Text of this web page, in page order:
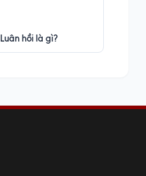
Luân hồi là gì?